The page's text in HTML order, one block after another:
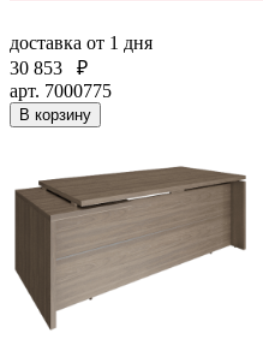
доставка от 1 дня
30 853
₽
арт. 7000775
В корзину